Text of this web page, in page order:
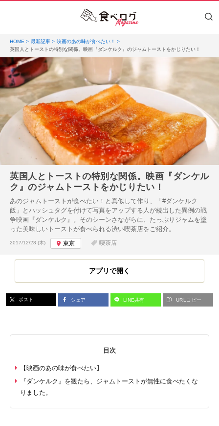
HOME 最新記事
映画のあの味が食べたい！
英国人とトーストの特別な関係。映画『ダンケルク』のジャムトーストをかじりたい！
英国人とトーストの特別な関係。映画『ダンケル
ク』のジャムトーストをかじりたい！
あのジャムトーストが食べたい！と真似して作り、「#ダンケルク
飯」とハッシュタグを付けて写真をアップする人が続出した異例の戦
争映画『ダンケルク』。そのシーンさながらに、たっぷりジャムを塗
った美味しいトーストが食べられる渋い喫茶店をご紹介。
投稿日:
2017/12/28 (木) 東京 喫茶店
アプリで開く
ポスト シェア LINE共有 URLコピー
目次
【映画のあの味が食べたい】
『ダンケルク』を観たら、ジャムトーストが無性に食べたくな
りました。